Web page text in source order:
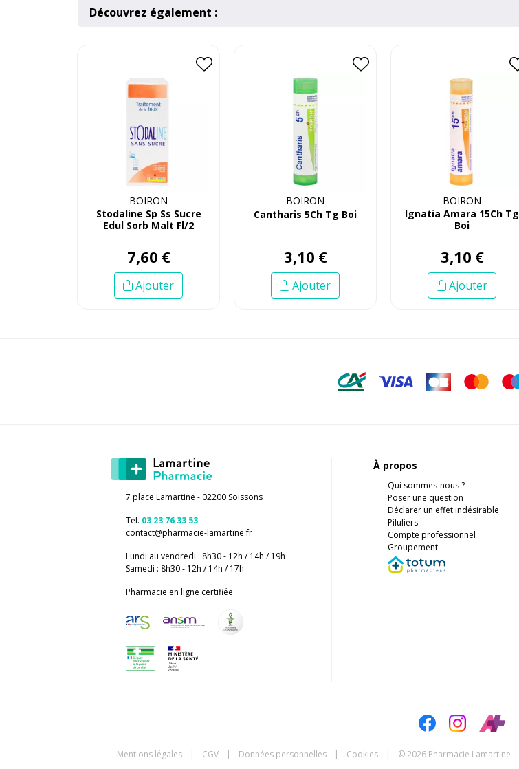
Découvrez également :
BOIRON
Stodaline Sp Ss Sucre
Edul Sorb Malt Fl/2
7,60 €
Ajouter
BOIRON
Cantharis 5Ch Tg Boi
3,10 €
Ajouter
BOIRON
Ignatia Amara 15Ch Tg
Boi
3,10 €
Ajouter
7 place Lamartine - 02200 Soissons
Tél. 03 23 76 33 53
contact@pharmacie-lamartine.fr
Lundi au vendredi : 8h30 - 12h / 14h / 19h
Samedi : 8h30 - 12h / 14h / 17h
Pharmacie en ligne certifiée
À propos
Qui sommes-nous ?
Poser une question
Déclarer un effet indésirable
Piluliers
Compte professionnel
Groupement
Mentions légales | CGV | Données personnelles | Cookies | © 2026 Pharmacie Lamartine